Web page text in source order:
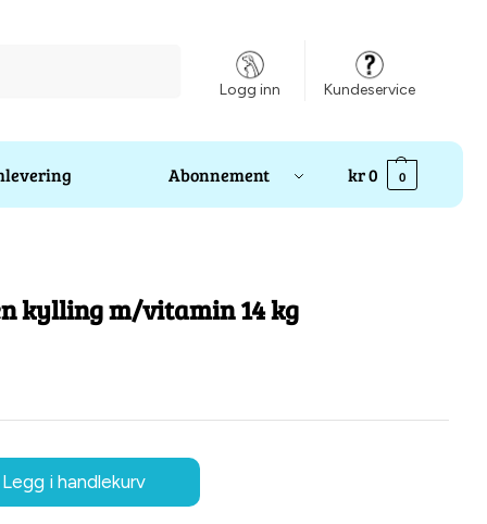
Logg inn Kundeservice
Abonnement kr0 0
kylling m/vitamin 14 kg
Legg i handlekurv